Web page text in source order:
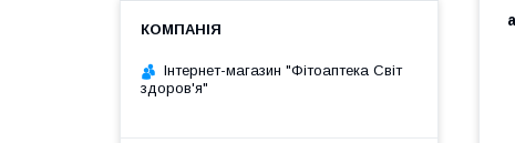
Інтернет-магазин "Фітоаптека Світ
здоров'я"